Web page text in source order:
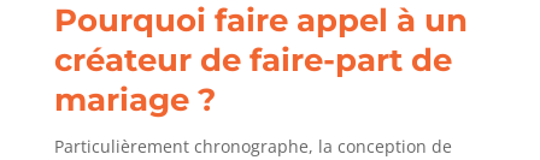
Pourquoi faire appel à un
créateur de faire-part de
mariage ?
Particulièrement chronographe, la conception de